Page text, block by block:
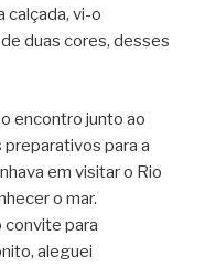
calçada, vi-o
duas cores, desses
encontro junto ao
para a
em visitar o Rio
o mar.
convite para
aleguei